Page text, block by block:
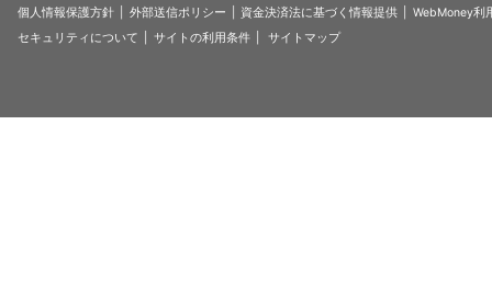
個人情報保護方針 外部送信ポリシー 資金決済法に基づく情報提供
WebMoney利
セキュリティについて
サイトの利用条件 サイトマップ